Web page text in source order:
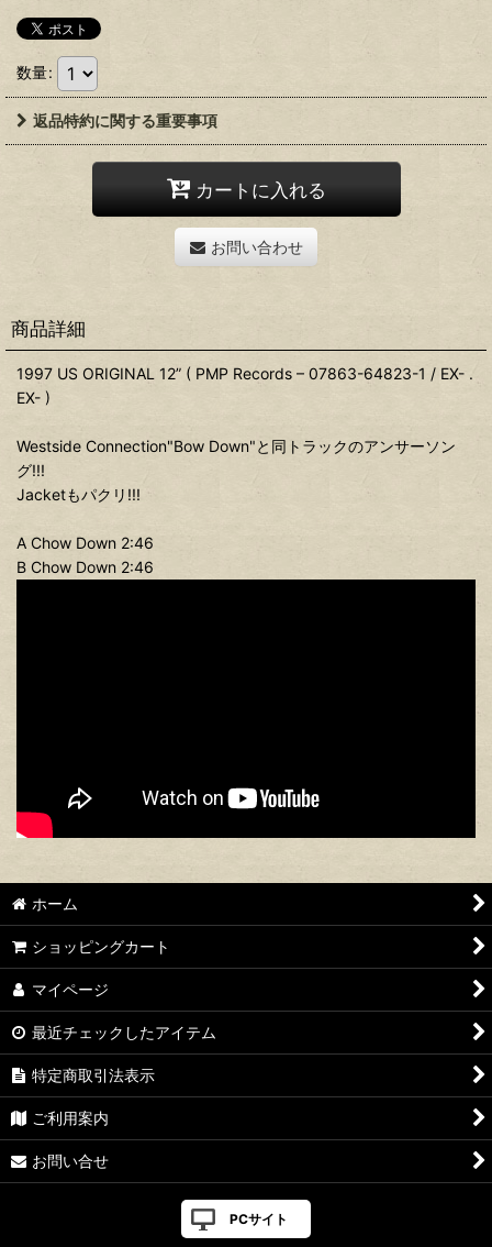
数量:
返品特約に関する重要事項
カートに入れる
お問い合わせ
商品詳細
1997 US ORIGINAL 12” ( PMP Records – 07863-64823-1 / EX- .
EX- )
Westside Connection"Bow Down"と同トラックのアンサーソン
グ!!!
Jacketもパクリ!!!
A Chow Down 2:46
B Chow Down 2:46
ホーム
ショッピングカート
マイページ
最近チェックしたアイテム
特定商取引法表示
ご利用案内
お問い合せ
PCサイト